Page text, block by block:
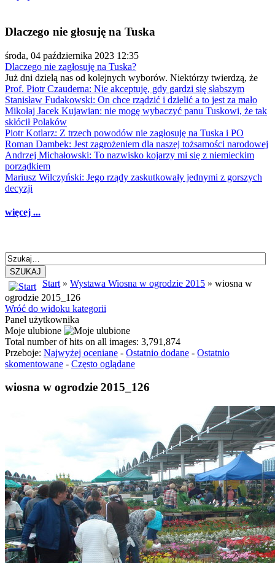
Dlaczego nie głosuję na Tuska
środa, 04 października 2023 12:35
Dlaczego nie zagłosuję na Tuska?
Już dni dzielą nas od kolejnych wyborów. Niektórzy twierdzą, że
Prof. Piotr Czauderna: Nie akceptuję, gdy gardzi się słabszym
Stanisław Fudakowski: On chce rządzić i dzielić a to jest za mało
Mikołaj Jacek Kujawian: nie mogę wybaczyć panu Tuskowi, że tak
skłócił Polaków
Piotr Kotlarz: Z trzech powodów nie zagłosuję na Tuska i PO
Roman Dambek: Jest zagrożeniem dla naszej tożsamości narodowej
Andrzej Michałowski: To nazwisko kojarzy mi się z niemieckim
porządkiem
Mariusz Wilczyński: Jego rządy zaskutkowały jednymi z gorszych
decyzji
więcej ...
SZUKAJ
Start » Wystawa Wiosna w ogrodzie 2015 » wiosna w
ogrodzie 2015_126
Wróć do widoku kategorii
Panel użytkownika
Moje ulubione
Total number of hits on all images: 3,791,874
Przeboje: Najwyżej oceniane - Ostatnio dodane - Ostatnio
skomentowane - Często oglądane
wiosna w ogrodzie 2015_126